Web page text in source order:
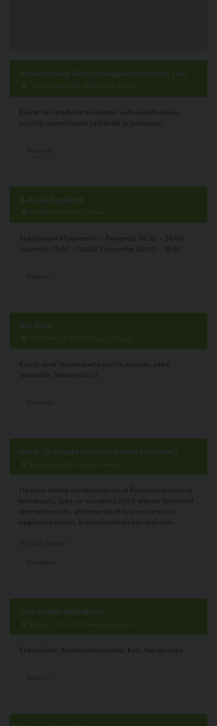
Vohvelikahvila Riihi (Immejärven kartano), Levi
Tuomikuruntie 136, 99130 Kittilä, Kittilä
Koirat tervetulleita sisätilaan vohvelikahvilassa,
tarjolla monenlaista syötävää ja juotavaa.
R-Kioski Kauklahti
Kauklahden asema, Espoo
Aukioloajat Maanantai – Perjantai 05:30 – 20:00
Lauantai 09:00 – 20:00 Sunnuntai 09:00 – 18:00
Bar E550
Kokkolantie 2, 85110 Kalajoki, Kalajoki
Koirat ovat tervetulleita sisälle baariin, sekä
terassille. Vesitarjoilu :)
Koira- ja Kissakoulu Heiluva Häntä (Helsinki)
Höyläämötie 18, Helsinki, Helsinki
Heiluva Häntä on Helsingissä ja Porvoossa toimiva
koirakoulu, joka on vuodesta 2008 alkaen tarjonnut
ammattimaista, eläinten käyttäytymistieteisiin,
oppimisteoriaan, kokonaisvaltaisesti eläimen...
Clas Ohlson Helsinki Itis
Itäkatu 1-5 B, 00930 Helsinki, Helsinki
Erikoisliiike: Kodinelektroniikka, Koti, Vapaa-aika